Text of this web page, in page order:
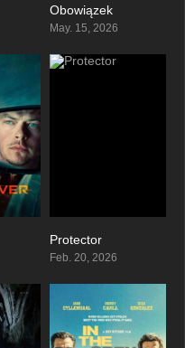
Obowiązek
May. 15, 2026
Protector
Feb. 20, 2026